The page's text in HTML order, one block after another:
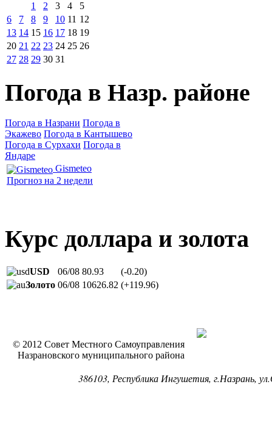
1
2 3 4
5
6
7 8 9 10 11 12
13 14 15 16 17 18 19
20 21 22 23 24 25 26
27 28 29 30 31
Погода в Назр. районе
Погода в Назрани Погода в
Экажево Погода в Кантышево
Погода в Сурхахи Погода в
Яндаре
Gismeteo
Прогноз на 2 недели
Курс доллара и золота
USD 06/08 80.93
(-0.20)
Золото 06/08 10626.82 (+119.96)
© 2012 Совет Местного Самоуправления
Назрановского муниципального района
386103, Республика Ингушетия, г.Назрань,